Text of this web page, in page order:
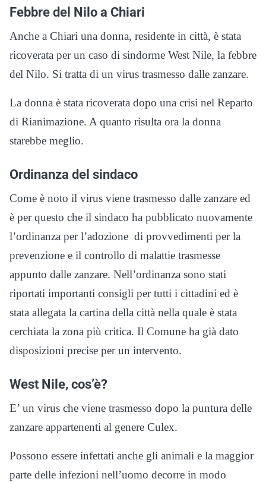
Febbre del Nilo a Chiari
Anche a Chiari una donna, residente in città, è stata
ricoverata per un caso di sindorme West Nile, la febbre
del Nilo. Si tratta di un virus trasmesso dalle zanzare.
La donna è stata ricoverata dopo una crisi nel Reparto
di Rianimazione. A quanto risulta ora la donna
starebbe meglio.
Ordinanza del sindaco
Come è noto il virus viene trasmesso dalle zanzare ed
è per questo che il sindaco ha pubblicato nuovamente
l’ordinanza per l’adozione di provvedimenti per la
prevenzione e il controllo di malattie trasmesse
appunto dalle zanzare. Nell’ordinanza sono stati
riportati importanti consigli per tutti i cittadini ed è
stata allegata la cartina della città nella quale è stata
cerchiata la zona più critica. Il Comune ha già dato
disposizioni precise per un intervento.
West Nile, cos’è?
E’ un virus che viene trasmesso dopo la puntura delle
zanzare appartenenti al genere Culex.
Possono essere infettati anche gli animali e la maggior
parte delle infezioni nell’uomo decorre in modo